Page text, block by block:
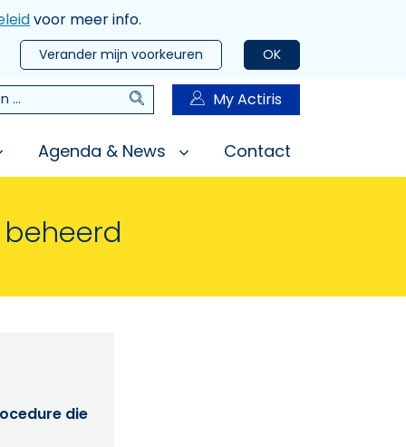
voor meer info.
OK
Verander mijn voorkeuren
Zoeken My Actiris
Agenda & News Contact
die